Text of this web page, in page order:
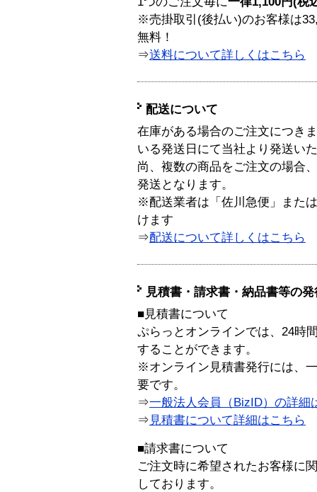
※売掛取引(後払い)のお客様は
無料！
⇒送料について詳しくはこちら
配送について
在庫がある場合のご注文につき
いる発送日にて当社より発送い
尚、複数の商品をご注文の場合
発送となります。
※配送業者は「佐川急便」また
けます
⇒配送について詳しくはこちら
見積書・請求書・納品書等の
■見積書について
ぷらっとオンラインでは、24時
することができます。
※オンライン見積書発行には、
要です。
⇒一般法人会員（BizID）の詳細
⇒ 見積書について詳細はこちら
■請求書について
ご注文時に希望されたお客様に
しております。